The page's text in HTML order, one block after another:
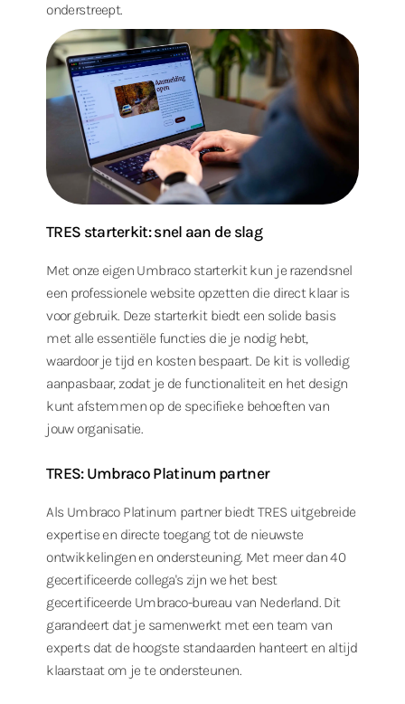
onderstreept.
TRES starterkit: snel aan de slag
Met onze eigen Umbraco starterkit kun je razendsnel
een professionele website opzetten die direct klaar is
voor gebruik. Deze starterkit biedt een solide basis
met alle essentiële functies die je nodig hebt,
waardoor je tijd en kosten bespaart. De kit is volledig
aanpasbaar, zodat je de functionaliteit en het design
kunt afstemmen op de specifieke behoeften van
jouw organisatie.
TRES: Umbraco Platinum partner
Als Umbraco Platinum partner biedt TRES uitgebreide
expertise en directe toegang tot de nieuwste
ontwikkelingen en ondersteuning. Met meer dan 40
gecertificeerde collega's zijn we het best
gecertificeerde Umbraco-bureau van Nederland. Dit
garandeert dat je samenwerkt met een team van
experts dat de hoogste standaarden hanteert en altijd
klaarstaat om je te ondersteunen.